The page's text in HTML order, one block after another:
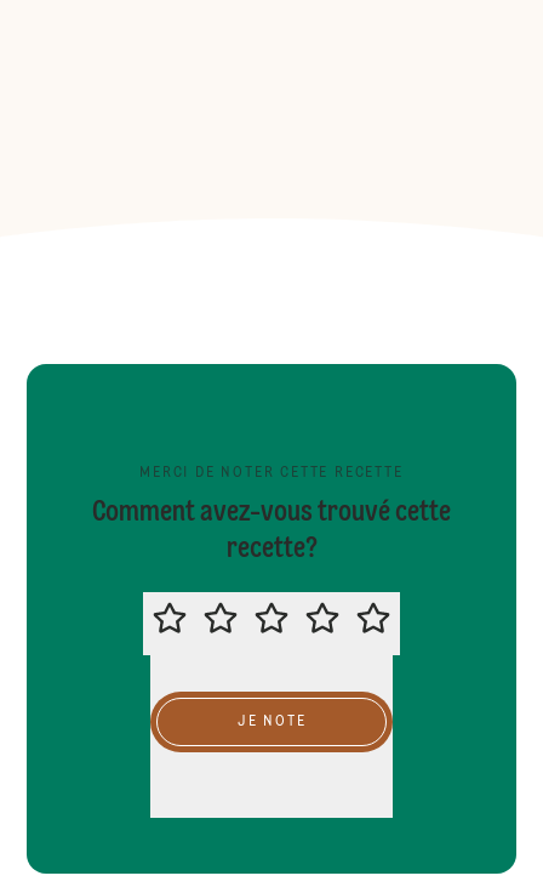
MERCI DE NOTER CETTE RECETTE
Comment avez-vous trouvé cette
recette?
MERCI DE NOTER CETTE RECETTE
JE NOTE